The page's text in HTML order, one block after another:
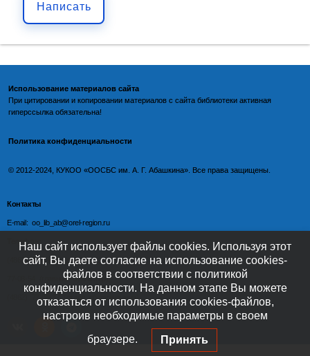
Написать
Использование материалов сайта
При цитировании и копировании материалов с сайта библиотеки активная
гиперссылка обязательна!
Политика конфиденциальности
©️ 2012-2024, КУКОО «ООСБС им. А. Г. Абашкина». Все права защищены.
Контакты
E-mail: oo_lib_ab@orel-region.ru
Телефон:
(4862) 77-09-75 (директор),
77-08-54 (главный бухгалтер),
Наш сайт использует файлы cookies. Используя этот
сайт, Вы даете согласие на использование cookies-
файлов в соответствии с политикой
конфиденциальности. На данном этапе Вы можете
отказаться от использования cookies-файлов,
настроив необходимые параметры в своем
браузере. Принять